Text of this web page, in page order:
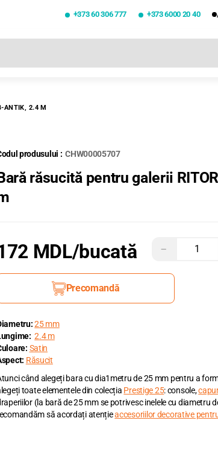
+373 60 306 777 +373 6000 20 40
ANTIK, 2.4 M
produsului : CHW00005707
răsucită pentru galerii
MDL/bucată −
Precomandă
25 mm
2.4 m
Satin
Răsucit
când alegeți bara cu dia1metru de 25 mm pentru a
toate elementele din colecția Prestige 25: console,
(la bară de 25 mm se potrivesc inelele cu diametru
să acordați atențieaccesoriilor decorative